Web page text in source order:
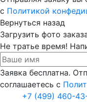
с Политикой
Вернуться назад
Загрузить фото
Не тратье время!
Заявка бесплатна.
соглашаетесь с
+7 (499) 460-